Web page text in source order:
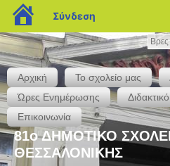
Βρες
το
»
Αρχική Το σχολείο μας
Ώρες Ενημέρωσης
Επικοινωνία
81ο ΔΗΜΟΤΙΚΟ
ΘΕΣΣΑΛΟΝΙΚΗΣ
blogs.sch.gr
Σύνδεση